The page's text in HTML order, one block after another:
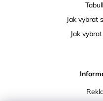
Jak vybrat
Jak